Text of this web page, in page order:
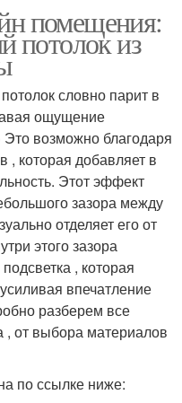
помещения:
потолок из
словно парит в
ощущение
возможно благодаря
, которая добавляет в
Этот эффект
зазора между
отделяет его от
этого зазора
, которая
впечатление
разберем все
, от выбора материалов
по ссылке ниже: